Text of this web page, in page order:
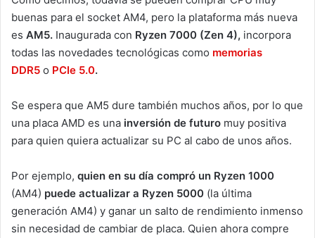
buenas para el socket AM4, pero la plataforma más nueva
es AM5. Inaugurada con Ryzen 7000 (Zen 4), incorpora
todas las novedades tecnológicas como memorias
DDR5 o PCIe 5.0.
Se espera que AM5 dure también muchos años, por lo que
una placa AMD es una inversión de futuro muy positiva
para quien quiera actualizar su PC al cabo de unos años.
Por ejemplo, quien en su día compró un Ryzen 1000
(AM4) puede actualizar a Ryzen 5000 (la última
generación AM4) y ganar un salto de rendimiento inmenso
sin necesidad de cambiar de placa. Quien ahora compre